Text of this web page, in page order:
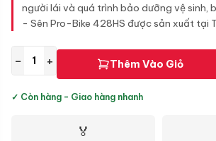
người lái và quá trình bảo dưỡng vệ sinh,
- Sên Pro-Bike 428HS được sản xuất tại
− + Thêm Vào Giỏ
✓ Còn hàng - Giao hàng nhanh
🏅